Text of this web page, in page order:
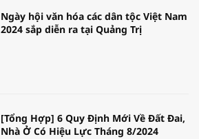
Ngày hội văn hóa các dân tộc Việt Nam
2024 sắp diễn ra tại Quảng Trị
[Tổng Hợp] 6 Quy Định Mới Về Đất Đai,
Nhà Ở Có Hiệu Lực Tháng 8/2024